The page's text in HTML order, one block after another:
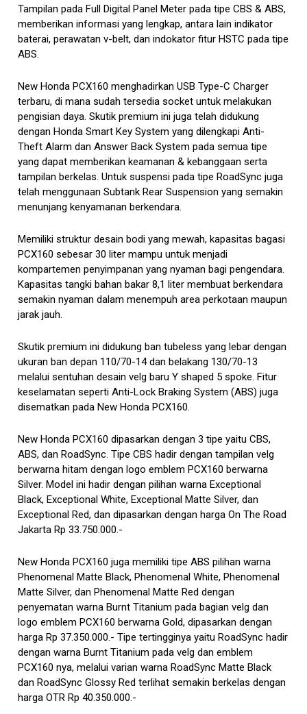
Tampilan pada Full Digital Panel Meter pada tipe CBS & ABS,
memberikan informasi yang lengkap, antara lain indikator
baterai, perawatan v-belt, dan indokator fitur HSTC pada tipe
ABS.
New Honda PCX160 menghadirkan USB Type-C Charger
terbaru, di mana sudah tersedia socket untuk melakukan
pengisian daya. Skutik premium ini juga telah didukung
dengan Honda Smart Key System yang dilengkapi Anti-
Theft Alarm dan Answer Back System pada semua tipe
yang dapat memberikan keamanan & kebanggaan serta
tampilan berkelas. Untuk suspensi pada tipe RoadSync juga
telah menggunaan Subtank Rear Suspension yang semakin
menunjang kenyamanan berkendara.
Memiliki struktur desain bodi yang mewah, kapasitas bagasi
PCX160 sebesar 30 liter mampu untuk menjadi
kompartemen penyimpanan yang nyaman bagi pengendara.
Kapasitas tangki bahan bakar 8,1 liter membuat berkendara
semakin nyaman dalam menempuh area perkotaan maupun
jarak jauh.
Skutik premium ini didukung ban tubeless yang lebar dengan
ukuran ban depan 110/70-14 dan belakang 130/70-13
melalui sentuhan desain velg baru Y shaped 5 spoke. Fitur
keselamatan seperti Anti-Lock Braking System (ABS) juga
disematkan pada New Honda PCX160.
New Honda PCX160 dipasarkan dengan 3 tipe yaitu CBS,
ABS, dan RoadSync. Tipe CBS hadir dengan tampilan velg
berwarna hitam dengan logo emblem PCX160 berwarna
Silver. Model ini hadir dengan pilihan warna Exceptional
Black, Exceptional White, Exceptional Matte Silver, dan
Exceptional Red, dan dipasarkan dengan harga On The Road
Jakarta Rp 33.750.000.-
New Honda PCX160 juga memiliki tipe ABS pilihan warna
Phenomenal Matte Black, Phenomenal White, Phenomenal
Matte Silver, dan Phenomenal Matte Red dengan
penyematan warna Burnt Titanium pada bagian velg dan
logo emblem PCX160 berwarna Gold, dipasarkan dengan
harga Rp 37.350.000.- Tipe tertingginya yaitu RoadSync hadir
dengan warna Burnt Titanium pada velg dan emblem
PCX160 nya, melalui varian warna RoadSync Matte Black
dan RoadSync Glossy Red terlihat semakin berkelas dengan
harga OTR Rp 40.350.000.-